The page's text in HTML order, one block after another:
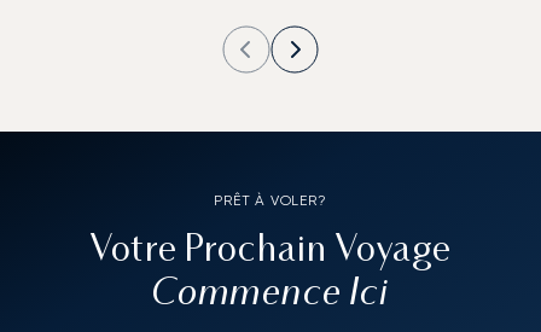
PRÊT À VOLER?
Votre Prochain Voyage
Commence Ici